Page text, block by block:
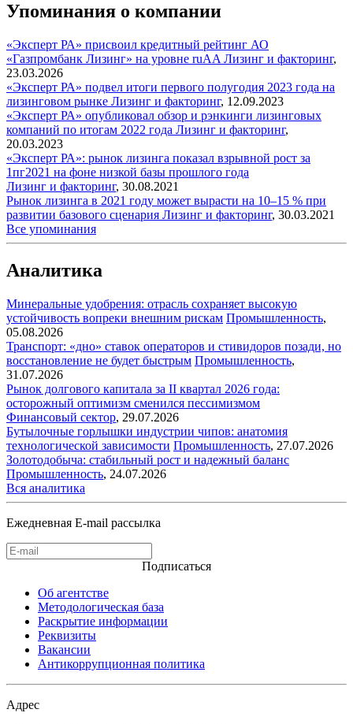
Упоминания о компании
«Эксперт РА» присвоил кредитный рейтинг АО
«Газпромбанк Лизинг» на уровне ruАA Лизинг и факторинг,
23.03.2026
«Эксперт РА» подвел итоги первого полугодия 2023 года на
лизинговом рынке Лизинг и факторинг, 12.09.2023
«Эксперт РА» опубликовал обзор и рэнкинги лизинговых
компаний по итогам 2022 года Лизинг и факторинг,
20.03.2023
«Эксперт РА»: рынок лизинга показал взрывной рост за
1пг2021 на фоне низкой базы прошлого года
Лизинг и факторинг, 30.08.2021
Рынок лизинга в 2021 году может вырасти на 10–15 % при
развитии базового сценария Лизинг и факторинг, 30.03.2021
Все упоминания
Аналитика
Минеральные удобрения: отрасль сохраняет высокую
устойчивость вопреки внешним рискам Промышленность,
05.08.2026
Транспорт: «дно» ставок операторов и стивидоров позади, но
восстановление не будет быстрым Промышленность,
31.07.2026
Рынок долгового капитала за II квартал 2026 года:
осторожный оптимизм сменился пессимизмом
Финансовый сектор, 29.07.2026
Бутылочные горлышки индустрии чипов: анатомия
технологической зависимости Промышленность, 27.07.2026
Золотодобыча: стабильный рост и надежный баланс
Промышленность, 24.07.2026
Вся аналитика
Ежедневная E-mail рассылка
Подписаться
Об агентстве
Методологическая база
Раскрытие информации
Реквизиты
Вакансии
Антикоррупционная политика
Адрес